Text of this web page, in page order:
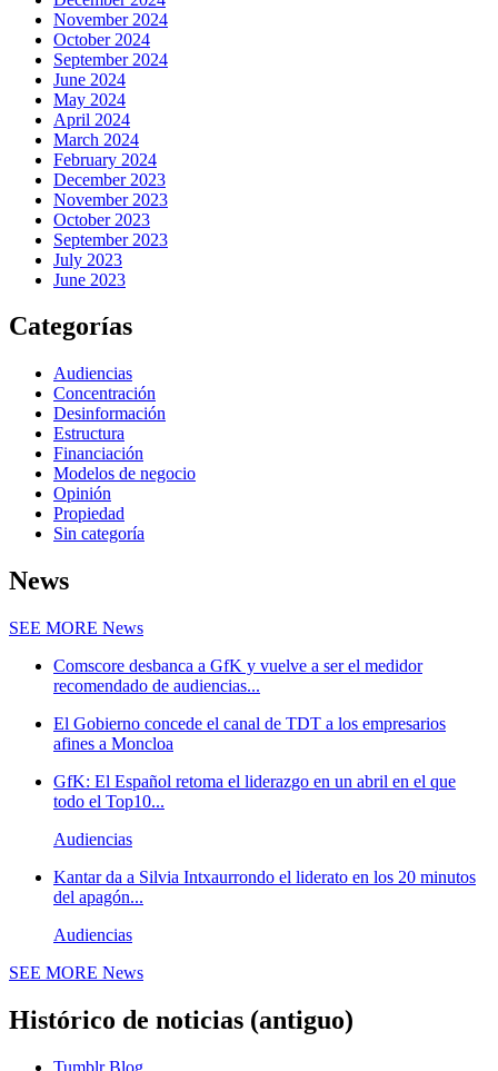
November 2024
October 2024
September 2024
June 2024
May 2024
April 2024
March 2024
February 2024
December 2023
November 2023
October 2023
September 2023
July 2023
June 2023
Categorías
Audiencias
Concentración
Desinformación
Estructura
Financiación
Modelos de negocio
Opinión
Propiedad
Sin categoría
News
SEE MORE News
Comscore desbanca a GfK y vuelve a ser el medidor
recomendado de audiencias...
El Gobierno concede el canal de TDT a los empresarios
afines a Moncloa
GfK: El Español retoma el liderazgo en un abril en el que
todo el Top10...
Audiencias
Kantar da a Silvia Intxaurrondo el liderato en los 20 minutos
del apagón...
Audiencias
SEE MORE News
Histórico de noticias (antiguo)
Tumblr Blog